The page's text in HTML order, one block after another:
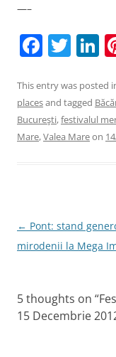
—–
F
c
e
b
T
itt
er
Li
k
e
This entry was posted
placesand tagged
Bucureşti,festivalul
Mare,Valea Mareon
Post
navigation
← Pont: stand
mirodenii la Mega
5 thoughts on “
15 Decembrie